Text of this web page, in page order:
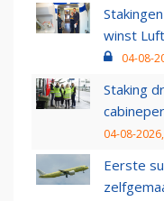
winst
04-08-
Staking
04-08-
Eerste